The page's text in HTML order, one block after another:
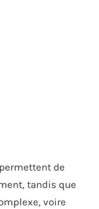
de
tandis que
voire